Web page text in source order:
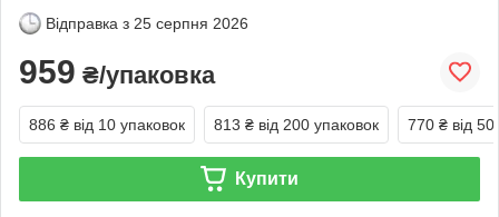
Відправка з 25 серпня 2026
959 ₴/упаковка
886 ₴ від 10 упаковок 813 ₴ від 200 упаковок 770 ₴ від
Купити